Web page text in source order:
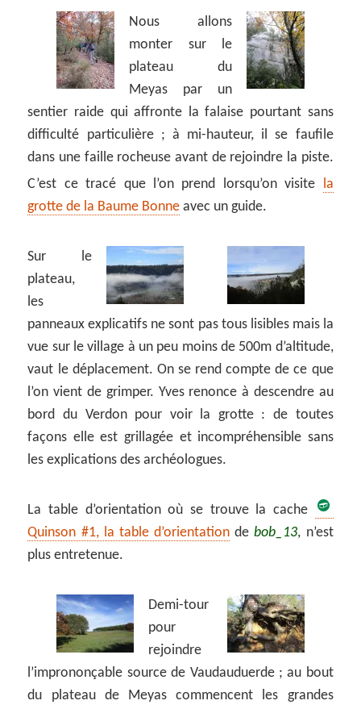
Nous allons
monter sur le
plateau du
Meyas par un
sentier raide qui affronte la falaise pourtant sans
difficulté particulière ; à mi-hauteur, il se faufile
dans une faille rocheuse avant de rejoindre la piste.
C’est ce tracé que l’on prend lorsqu’on visite la
grotte de la Baume Bonne avec un guide.
Sur le
plateau,
les
panneaux explicatifs ne sont pas tous lisibles mais la
vue sur le village à un peu moins de 500m d’altitude,
vaut le déplacement. On se rend compte de ce que
l’on vient de grimper. Yves renonce à descendre au
bord du Verdon pour voir la grotte : de toutes
façons elle est grillagée et incompréhensible sans
les explications des archéologues.
La table d’orientation où se trouve la cache
Quinson #1, la table d’orientation debob_13, n’est
plus entretenue.
Demi-tour
pour
rejoindre
l’imprononçable source de Vaudauduerde ; au bout
du plateau de Meyas commencent les grandes